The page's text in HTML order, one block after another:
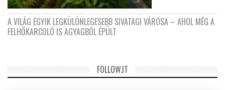
A VILÁG EGYIK LEGKÜLÖNLEGESEBB SIVATAGI VÁROSA – AHOL MÉG A
FELHŐKARCOLÓ IS AGYAGBÓL ÉPÜLT
FOLLOW.IT